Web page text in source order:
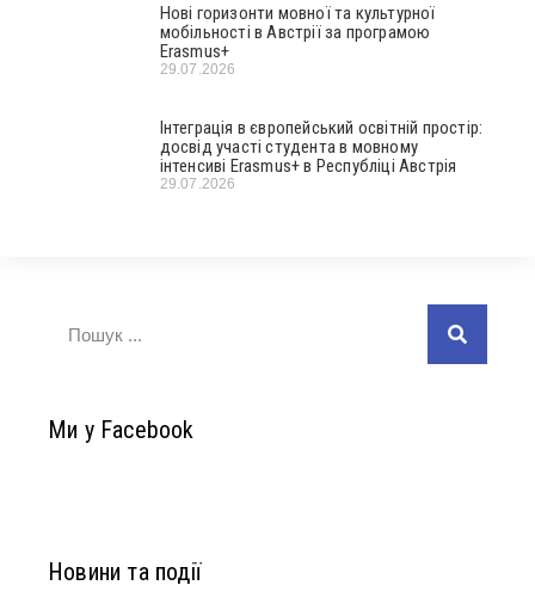
Нові горизонти мовної та культурної
мобільності в Австрії за програмою
Erasmus+
29.07.2026
Інтеграція в європейський освітній простір:
досвід участі студента в мовному
інтенсиві Erasmus+ в Республіці Австрія
29.07.2026
Ми у Facebook
Новини та події